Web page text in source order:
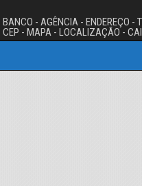
BANCO - AGÊNCIA - ENDEREÇO -
CEP - MAPA - LOCALIZAÇÃO -